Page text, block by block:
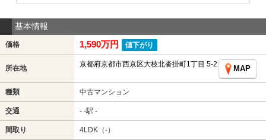
基本情報
価格 1,590万円 値下がり
所在地 京都府京都市西京区大枝北沓掛町1丁目 5-2
MAP
種類 中古マンション
交通 - -駅 -
間取り 4LDK（-）